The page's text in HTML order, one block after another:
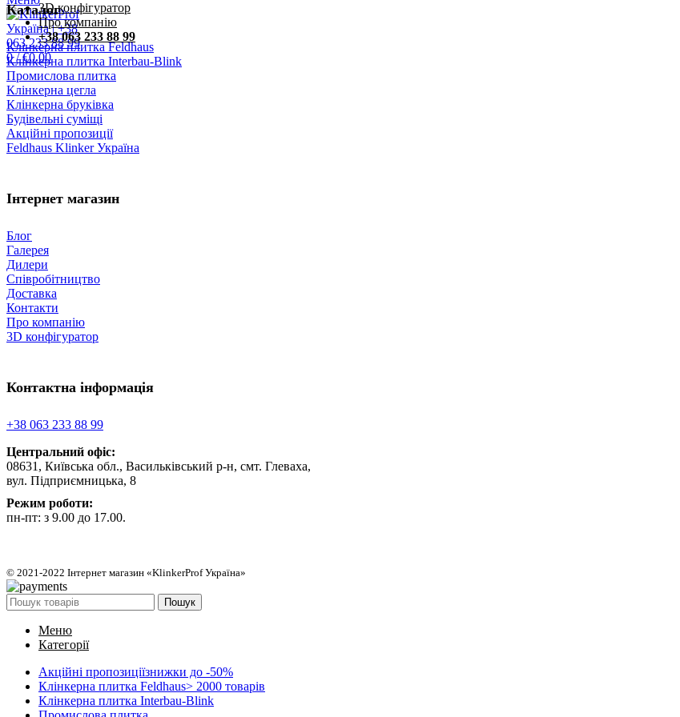
0/ €0.00
3D конфігуратор
Про компанію
+38 063 233 88 99
Каталог
Клінкерна плитка Feldhaus
Клінкерна плитка Interbau-Blink
Промислова плитка
Клінкерна цегла
Клінкерна бруківка
Будівельні суміщі
Акційні пропозиції
Feldhaus Klinker Україна
Інтернет магазин
Блог
Галерея
Дилери
Співробітництво
Доставка
Контакти
Про компанію
3D конфігуратор
Контактна інформація
+38 063 233 88 99
Центральний офіс:
08631, Київська обл., Васильківський р-н, смт. Глеваха,
вул. Підприємницька, 8
Режим роботи:
пн-пт: з 9.00 до 17.00.
© 2021-2022 Інтернет магазин «KlinkerProf Україна»
Пошук
Меню
Категорії
Акційні пропозиціїзнижки до -50%
Клінкерна плитка Feldhaus> 2000 товарів
Клінкерна плитка Interbau-Blink